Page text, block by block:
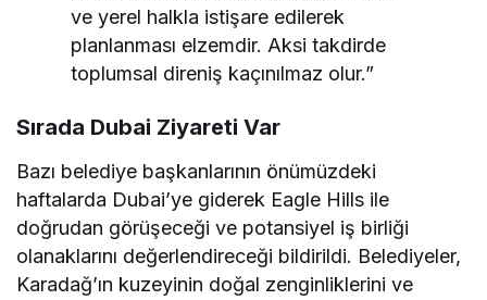
ve yerel halkla istişare edilerek
planlanması elzemdir. Aksi takdirde
toplumsal direniş kaçınılmaz olur.”
Sırada Dubai Ziyareti Var
Bazı belediye başkanlarının önümüzdeki
haftalarda Dubai’ye giderek Eagle Hills ile
doğrudan görüşeceği ve potansiyel iş birliği
olanaklarını değerlendireceği bildirildi. Belediyeler,
Karadağ’ın kuzeyinin doğal zenginliklerini ve